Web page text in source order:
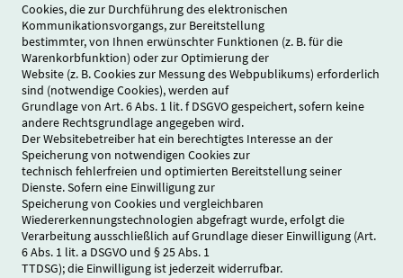
Cookies, die zur Durchführung des elektronischen
Kommunikationsvorgangs, zur Bereitstellung
bestimmter, von Ihnen erwünschter Funktionen (z. B. für die
Warenkorbfunktion) oder zur Optimierung der
Website (z. B. Cookies zur Messung des Webpublikums) erforderlich
sind (notwendige Cookies), werden auf
Grundlage von Art. 6 Abs. 1 lit. f DSGVO gespeichert, sofern keine
andere Rechtsgrundlage angegeben wird.
Der Websitebetreiber hat ein berechtigtes Interesse an der
Speicherung von notwendigen Cookies zur
technisch fehlerfreien und optimierten Bereitstellung seiner
Dienste. Sofern eine Einwilligung zur
Speicherung von Cookies und vergleichbaren
Wiedererkennungstechnologien abgefragt wurde, erfolgt die
Verarbeitung ausschließlich auf Grundlage dieser Einwilligung (Art.
6 Abs. 1 lit. a DSGVO und § 25 Abs. 1
TTDSG); die Einwilligung ist jederzeit widerrufbar.